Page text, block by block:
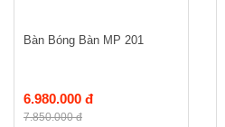
Bàn Bóng Bàn MP 201
6.980.000 đ
7.850.000 đ